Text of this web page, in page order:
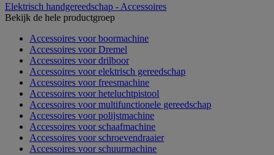
Elektrisch handgereedschap - Accessoires
Bekijk de hele productgroep
Accessoires voor boormachine
Accessoires voor Dremel
Accessoires voor drilboor
Accessoires voor elektrisch gereedschap
Accessoires voor freesmachine
Accessoires voor heteluchtpistool
Accessoires voor multifunctionele gereedschap
Accessoires voor polijstmachine
Accessoires voor schaafmachine
Accessoires voor schroevendraaier
Accessoires voor schuurmachine